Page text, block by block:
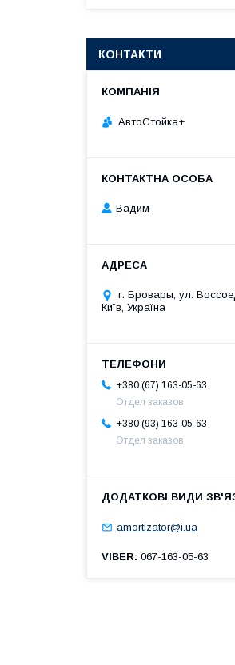
КОНТАКТИ
АвтоСтойка+
Вадим
г. Бровары, ул.
Київ, Україна
+380 (67) 163-05-63
Отдел заказов
+380 (93) 163-05-63
Отдел заказов
amortizator@i.ua
VIBER 067-163-05-63